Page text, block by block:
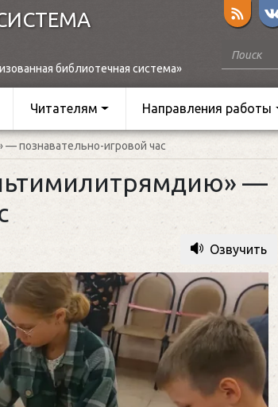
библиотечная система»
Читателям Направления работы
познавательно-игровой час
—
Озвучить